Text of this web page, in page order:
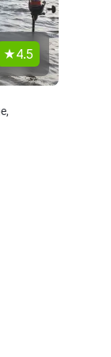
4.5